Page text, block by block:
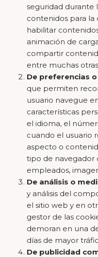
seguridad durante
contenidos para la
habilitar
animación de
compartir
entre muchas
De preferencias
que permiten
usuario navegue
características
el idioma, el
cuando el usuario
aspecto o
tipo de navegador
empleados,
De análisis o
y análisis del
el sitio web y en
gestor de las
demoran en una
días de mayor
De publicidad